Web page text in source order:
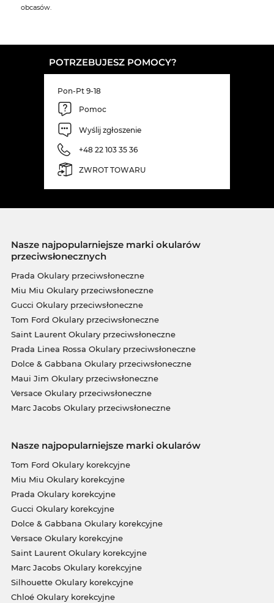
obcasów.
POTRZEBUJESZ POMOCY?
Pon-Pt 9-18
Pomoc
Wyślij zgłoszenie
+48 22 103 35 36
ZWROT TOWARU
Nasze najpopularniejsze marki okularów
przeciwsłonecznych
Prada Okulary przeciwsłoneczne
Miu Miu Okulary przeciwsłoneczne
Gucci Okulary przeciwsłoneczne
Tom Ford Okulary przeciwsłoneczne
Saint Laurent Okulary przeciwsłoneczne
Prada Linea Rossa Okulary przeciwsłoneczne
Dolce & Gabbana Okulary przeciwsłoneczne
Maui Jim Okulary przeciwsłoneczne
Versace Okulary przeciwsłoneczne
Marc Jacobs Okulary przeciwsłoneczne
Nasze najpopularniejsze marki okularów
Tom Ford Okulary korekcyjne
Miu Miu Okulary korekcyjne
Prada Okulary korekcyjne
Gucci Okulary korekcyjne
Dolce & Gabbana Okulary korekcyjne
Versace Okulary korekcyjne
Saint Laurent Okulary korekcyjne
Marc Jacobs Okulary korekcyjne
Silhouette Okulary korekcyjne
Chloé Okulary korekcyjne